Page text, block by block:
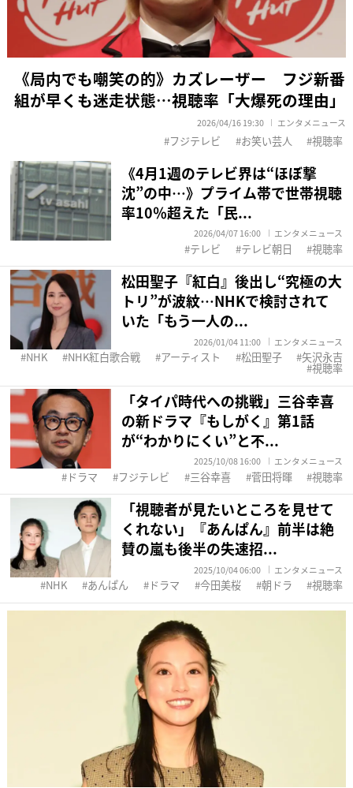
《局内でも嘲笑の的》カズレーザー フジ新番
組が早くも迷走状態…視聴率「大爆死の理由」
2026/04/16 19:30 エンタメニュース
フジテレビ お笑い芸人 視聴率
《4月1週のテレビ界は“ほぼ撃
沈”の中…》プライム帯で世帯視聴
率10％超えた「民...
2026/04/07 16:00 エンタメニュース
テレビ テレビ朝日 視聴率
松田聖子『紅白』後出し“究極の大
トリ”が波紋…NHKで検討されて
いた「もう一人の...
2026/01/04 11:00 エンタメニュース
NHK NHK紅白歌合戦 アーティスト 松田聖子 矢沢永吉
視聴率
「タイパ時代への挑戦」三谷幸喜
の新ドラマ『もしがく』第1話
が“わかりにくい”と不...
2025/10/08 16:00 エンタメニュース
ドラマ フジテレビ 三谷幸喜 菅田将暉 視聴率
「視聴者が見たいところを見せて
くれない」『あんぱん』前半は絶
賛の嵐も後半の失速招...
2025/10/04 06:00 エンタメニュース
NHK あんぱん ドラマ 今田美桜 朝ドラ 視聴率